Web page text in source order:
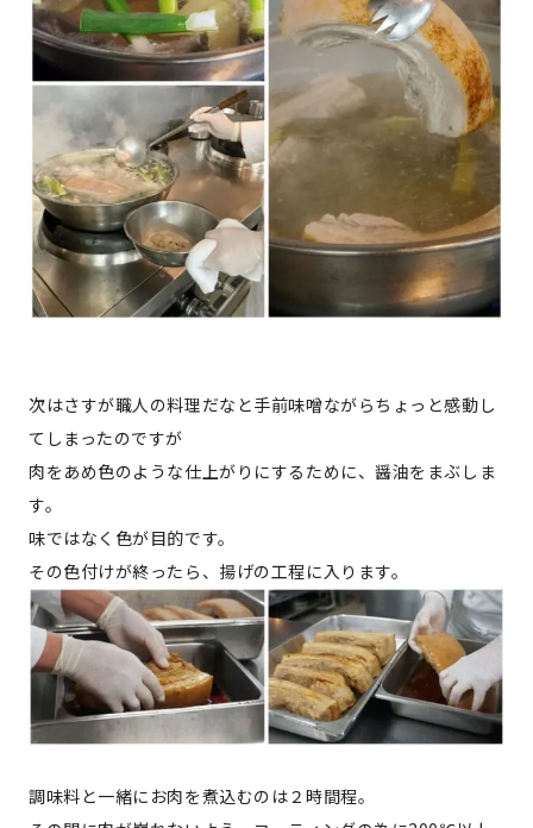
次はさすが職人の料理だなと手前味噌ながらちょっと感動し
てしまったのですが
肉をあめ色のような仕上がりにするために、醤油をまぶしま
す。
味ではなく色が目的です。
その色付けが終ったら、揚げの工程に入ります。
調味料と一緒にお肉を煮込むのは２時間程。